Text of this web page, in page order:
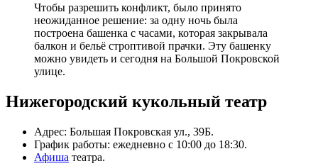
Чтобы разрешить конфликт, было принято
неожиданное решение: за одну ночь была
построена башенка с часами, которая закрывала
балкон и бельё строптивой прачки. Эту башенку
можно увидеть и сегодня на Большой Покровской
улице.
Нижегородский кукольный театр
Адрес: Большая Покровская ул., 39Б.
График работы: ежедневно с 10:00 до 18:30.
Афиша театра.